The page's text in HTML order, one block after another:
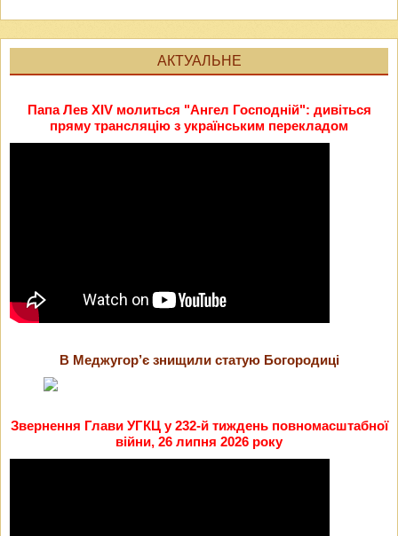
АКТУАЛЬНЕ
Папа Лев XIV молиться "Ангел Господній": дивіться
пряму трансляцію з українським перекладом
В Меджугор’є знищили статую Богородиці
Звернення Глави УГКЦ у 232-й тиждень повномасштабної
війни, 26 липня 2026 року